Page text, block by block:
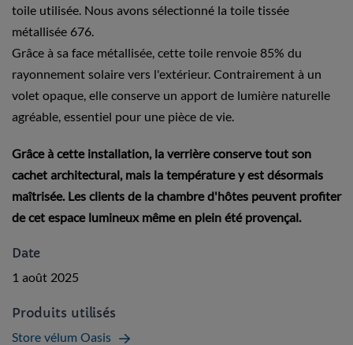
toile utilisée. Nous avons sélectionné la toile tissée
métallisée 676.
Grâce à sa face métallisée, cette toile renvoie 85% du
rayonnement solaire vers l'extérieur. Contrairement à un
volet opaque, elle conserve un apport de lumière naturelle
agréable, essentiel pour une pièce de vie.
Grâce à cette installation, la verrière conserve tout son
cachet architectural, mais la température y est désormais
maîtrisée. Les clients de la chambre d'hôtes peuvent profiter
de cet espace lumineux même en plein été provençal.
Date
1 août 2025
Produits utilisés
Store vélum Oasis